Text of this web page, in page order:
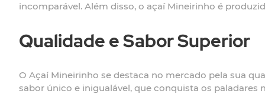
incomparável. Além disso, o açaí Mineirinho é
Qualidade e Sabor Superior
O Açaí Mineirinho se destaca no mercado pela sua
sabor único e inigualável, que conquista os paladares